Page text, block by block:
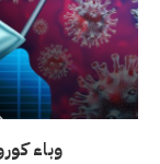
وباء